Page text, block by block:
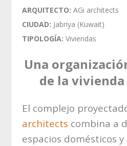
ARQUITECTO: AGi architects
CIUDAD: Jabriya (Kuwait)
TIPOLOGÍA: Viviendas
Una
de la
El complejo
architects combina a
espacios domésticos y